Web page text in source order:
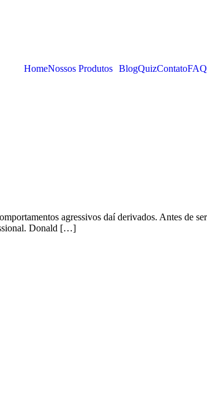
HomeNossos Produtos BlogQuizContatoFAQ
agressivos daí derivados. Antes de ser
Donald […]